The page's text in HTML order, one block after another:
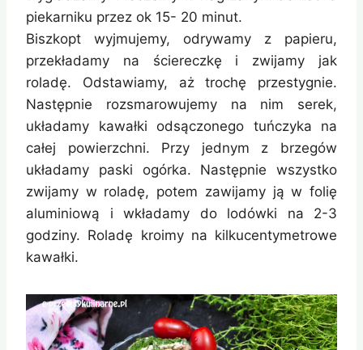
piekarniku przez ok 15- 20 minut.
Biszkopt wyjmujemy, odrywamy z papieru,
przekładamy na ściereczkę i zwijamy jak
roladę. Odstawiamy, aż trochę przestygnie.
Następnie rozsmarowujemy na nim serek,
układamy kawałki odsączonego tuńczyka na
całej powierzchni. Przy jednym z brzegów
układamy paski ogórka. Następnie wszystko
zwijamy w roladę, potem zawijamy ją w folię
aluminiową i wkładamy do lodówki na 2-3
godziny. Roladę kroimy na kilkucentymetrowe
kawałki.